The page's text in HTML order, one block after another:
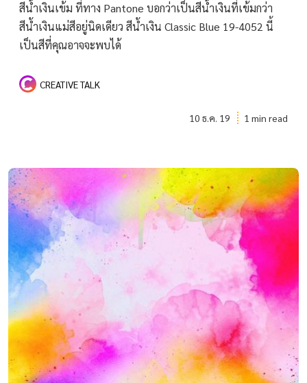
สีน้ำเงินเข้ม ที่ทาง Pantone บอกว่าเป็นสีน้ำเงินที่เข้มกว่า
สีน้ำเงินแม่สีอยู่นิดเดียว สีน้ำเงิน Classic Blue 19-4052 นี้
เป็นสีที่คุณอาจจะพบได้
CREATIVE TALK
10 ธ.ค. 19 1 min read